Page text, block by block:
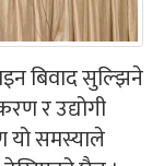
बिवाद सुल्झिने
र उद्योगी
समस्याले